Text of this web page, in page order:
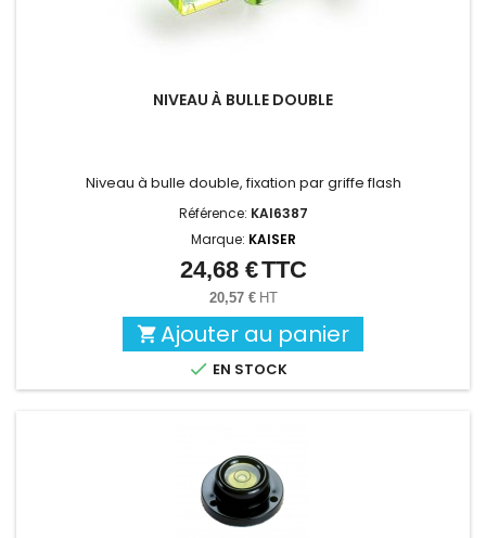
NIVEAU À BULLE DOUBLE
Niveau à bulle double, fixation par griffe flash
Référence: KAI6387
Marque: KAISER
Prix
24,68 €TTC
20,57 € HT
 Ajouter au panier
 EN STOCK